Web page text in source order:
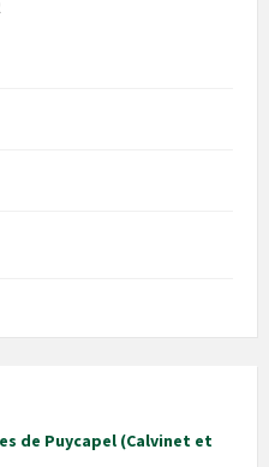
de Puycapel (Calvinet et